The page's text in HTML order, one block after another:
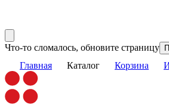
Что-то сломалось, обновите страницу
Главная Каталог Корзина